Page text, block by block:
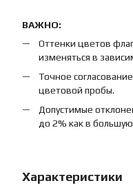
ВАЖНО:
Оттенки цветов
изменяться в
Точное
цветовой пробы.
Допустимые
до 2% как в
Характеристики